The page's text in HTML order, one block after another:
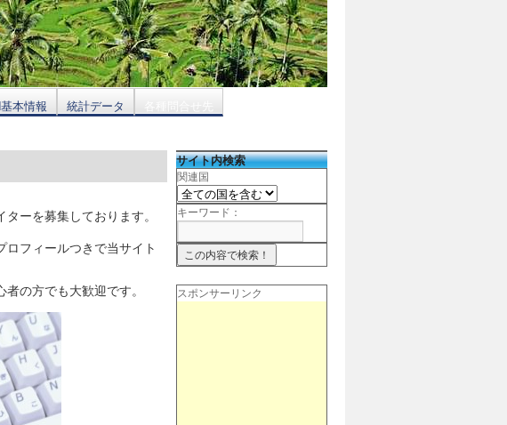
本情報 統計データ 各種問合せ先
ーを募集しております。
フィールつきで当サイト
の方でも大歓迎です。
サイト内検索
関連国
キーワード：
スポンサーリンク